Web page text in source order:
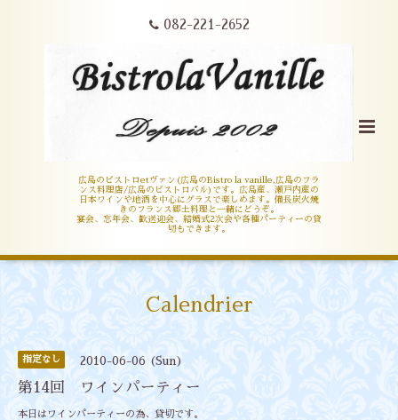
082-221-2652
広島のビストロetヴァン(広島のBistro la vanille,広島のフラ
ンス料理店/広島のビストロバル)です。広島産、瀬戸内産の
日本ワインや地酒を中心にグラスで楽しめます。備長炭火焼
きのフランス郷土料理と一緒にどうぞ。
宴会、忘年会、歓送迎会、結婚式2次会や各種パーティーの貸
切もできます。
Calendrier
指定なし 2010-06-06 (Sun)
第14回 ワインパーティー
本日はワインパーティーの為、貸切です。